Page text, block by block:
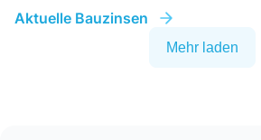
Aktuelle Bauzinsen
Mehr laden